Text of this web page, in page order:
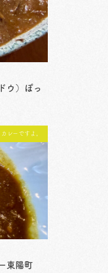
ウ）ぽっ
カレーですよ。
東陽町